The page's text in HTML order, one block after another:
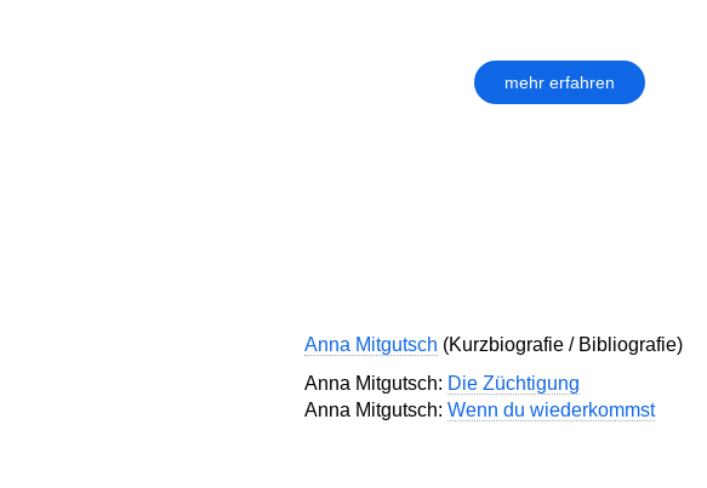
mehr erfahren
Anna Mitgutsch (Kurzbiografie / Bibliografie)
Anna Mitgutsch: Die Züchtigung
Anna Mitgutsch: Wenn du wiederkommst